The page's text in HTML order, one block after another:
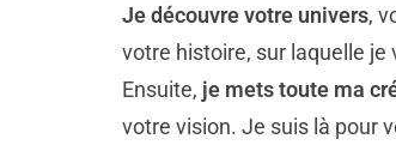
Je découvre votre univers,
votre histoire, sur laquelle je
Ensuite, je mets toute ma
votre vision. Je suis là pour